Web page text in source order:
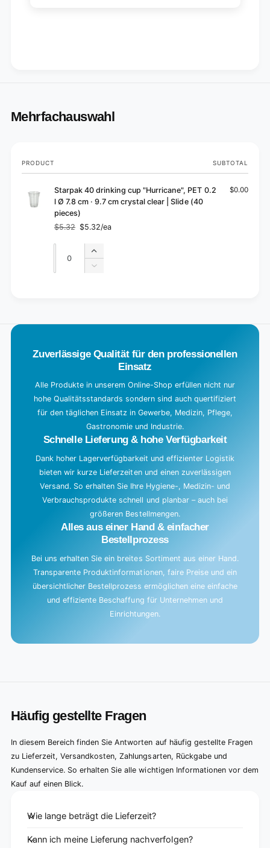
Mehrfachauswahl
Your
cart
PRODUCT SUBTOTAL
Starpak 40 drinking cup "Hurricane", PET 0.2
l Ø 7.8 cm · 9.7 cm crystal clear | Slide (40
pieces)
Regular
price
$5.32
Sale
price
$5.32/ea
$0.00
Quantity
Increase
quantity
Decrease
a
Zuverlässige Qualität für den professionellen
Einsatz
Alle Produkte in unserem Online-Shop erfüllen nicht nur
hohe Qualitätsstandards sondern sind auch quertifiziert
für den täglichen Einsatz in Gewerbe, Medizin, Pflege,
Gastronomie und Industrie.
Schnelle Lieferung & hohe Verfügbarkeit
Dank hoher Lagerverfügbarkeit und effizienter Logistik
bieten wir kurze Lieferzeiten und einen zuverlässigen
Versand. So erhalten Sie Ihre Hygiene-, Medizin- und
Verbrauchsprodukte schnell und planbar – auch bei
größeren Bestellmengen.
Alles aus einer Hand & einfacher
Bestellprozess
Bei uns erhalten Sie ein breites Sortiment aus einer Hand.
Transparente Produktinformationen, faire Preise und ein
übersichtlicher Bestellprozess ermöglichen eine einfache
und effiziente Beschaffung für Unternehmen und
Einrichtungen.
Häufig gestellte Fragen
In diesem Bereich finden Sie Antworten auf häufig gestellte Fragen
zu Lieferzeit, Versandkosten, Zahlungsarten, Rückgabe und
Kundenservice. So erhalten Sie alle wichtigen Informationen vor dem
Kauf auf einen Blick.
Wie lange beträgt die Lieferzeit?
Kann ich meine Lieferung nachverfolgen?